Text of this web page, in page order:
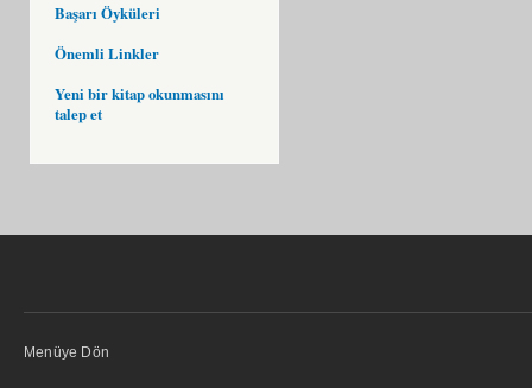
Başarı Öyküleri
Önemli Linkler
Yeni bir kitap okunmasını
talep et
Menüye Dön